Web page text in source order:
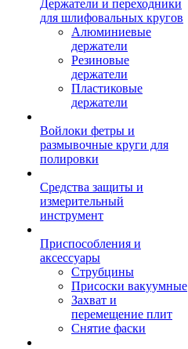
Держатели и переходники
для шлифовальных кругов
Алюминиевые
держатели
Резиновые
держатели
Пластиковые
держатели
Войлоки фетры и
размывочные круги для
полировки
Средства защиты и
измерительный
инструмент
Приспособления и
аксессуары
Струбцины
Присоски вакуумные
Захват и
перемещение плит
Снятие фаски